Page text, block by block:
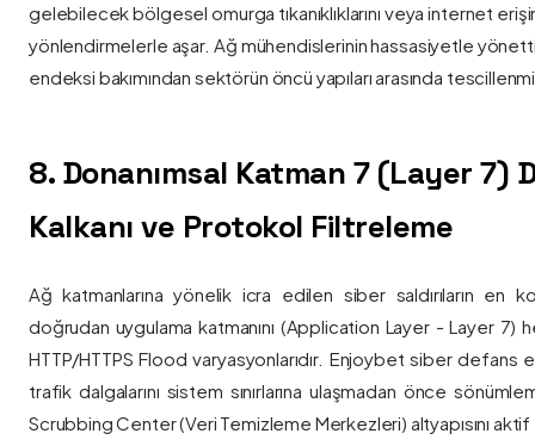
gelebilecek bölgesel omurga tıkanıklıklarını veya internet
yönlendirmelerle aşar. Ağ mühendislerinin hassasiyetle
endeksi bakımından sektörün öncü yapıları arasında
8. Donanımsal Katman 7 (Layer 7)
Kalkanı ve Protokol Filtreleme
Ağ katmanlarına yönelik icra edilen siber saldırıların en
doğrudan uygulama katmanını (Application Layer - Layer 7)
HTTP/HTTPS Flood varyasyonlarıdır. Enjoybet siber
trafik dalgalarını sistem sınırlarına ulaşmadan önce
Scrubbing Center (Veri Temizleme Merkezleri) altyapısını